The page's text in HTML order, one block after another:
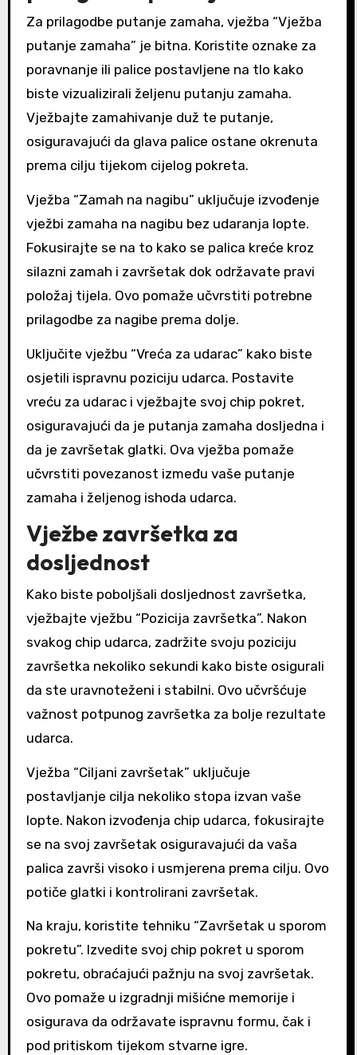
Za prilagodbe putanje zamaha, vježba “Vježba
putanje zamaha” je bitna. Koristite oznake za
poravnanje ili palice postavljene na tlo kako
biste vizualizirali željenu putanju zamaha.
Vježbajte zamahivanje duž te putanje,
osiguravajući da glava palice ostane okrenuta
prema cilju tijekom cijelog pokreta.
Vježba “Zamah na nagibu” uključuje izvođenje
vježbi zamaha na nagibu bez udaranja lopte.
Fokusirajte se na to kako se palica kreće kroz
silazni zamah i završetak dok održavate pravi
položaj tijela. Ovo pomaže učvrstiti potrebne
prilagodbe za nagibe prema dolje.
Uključite vježbu “Vreća za udarac” kako biste
osjetili ispravnu poziciju udarca. Postavite
vreću za udarac i vježbajte svoj chip pokret,
osiguravajući da je putanja zamaha dosljedna i
da je završetak glatki. Ova vježba pomaže
učvrstiti povezanost između vaše putanje
zamaha i željenog ishoda udarca.
Vježbe završetka za
dosljednost
Kako biste poboljšali dosljednost završetka,
vježbajte vježbu “Pozicija završetka”. Nakon
svakog chip udarca, zadržite svoju poziciju
završetka nekoliko sekundi kako biste osigurali
da ste uravnoteženi i stabilni. Ovo učvršćuje
važnost potpunog završetka za bolje rezultate
udarca.
Vježba “Ciljani završetak” uključuje
postavljanje cilja nekoliko stopa izvan vaše
lopte. Nakon izvođenja chip udarca, fokusirajte
se na svoj završetak osiguravajući da vaša
palica završi visoko i usmjerena prema cilju. Ovo
potiče glatki i kontrolirani završetak.
Na kraju, koristite tehniku “Završetak u sporom
pokretu”. Izvedite svoj chip pokret u sporom
pokretu, obraćajući pažnju na svoj završetak.
Ovo pomaže u izgradnji mišićne memorije i
osigurava da održavate ispravnu formu, čak i
pod pritiskom tijekom stvarne igre.